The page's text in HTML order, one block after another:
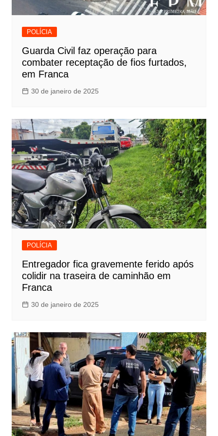
POLÍCIA
Guarda Civil faz operação para
combater receptação de fios furtados,
em Franca
30 de janeiro de 2025
POLÍCIA
Entregador fica gravemente ferido após
colidir na traseira de caminhão em
Franca
30 de janeiro de 2025